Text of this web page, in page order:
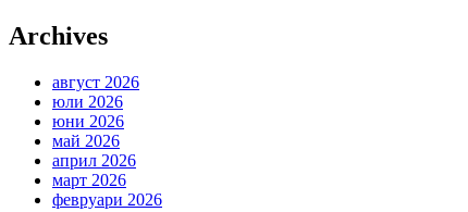
Archives
август 2026
юли 2026
юни 2026
май 2026
април 2026
март 2026
февруари 2026